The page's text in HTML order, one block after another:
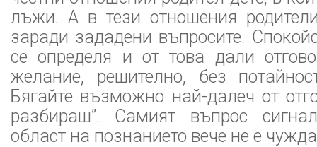
лъжи. А в тези отношения
заради зададени въпросите.
се определя и от това дали
желание, решително, без
Бягайте възможно най-далеч от
разбираш”. Самият въпрос
област на познанието вече не е